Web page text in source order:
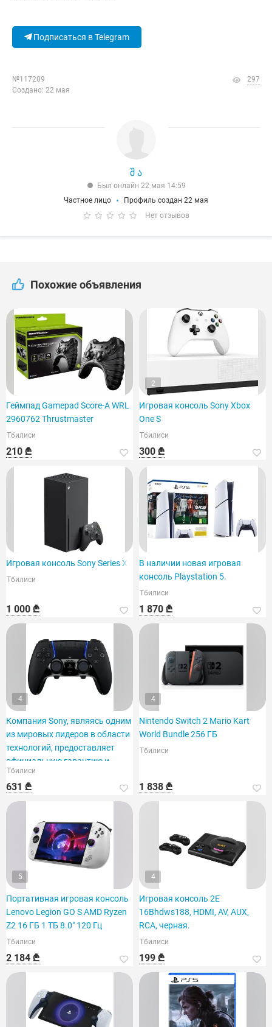
Подписаться в Telegram
№117209
Создано: 22 мая
297
შ ა
Был онлайн 22 мая 14:59
Частное лицо
Профиль создан 22 мая
Нет отзывов
Похожие объявления
Геймпад Gamepad Score-A WRL
2960762 Thrustmaster
Тбилиси
210 ₾
2
Игровая консоль Sony Xbox
One S
Тбилиси
300 ₾
Игровая консоль Sony Series X
Тбилиси
1 000 ₾
В наличии новая игровая
консоль Playstation 5.
Тбилиси
1 870 ₾
4
Компания Sony, являясь одним
из мировых лидеров в области
технологий, предоставляет
официальную гарантию и
доставку на место.
Тбилиси
631 ₾
4
Nintendo Switch 2 Mario Kart
World Bundle 256 ГБ
Тбилиси
1 838 ₾
5
Портативная игровая консоль
Lenovo Legion GO S AMD Ryzen
Z2 16 ГБ 1 ТБ 8.0" 120 Гц
Тбилиси
2 184 ₾
4
Игровая консоль 2E
16Bhdws188, HDMI, AV, AUX,
RCA, черная.
Тбилиси
199 ₾